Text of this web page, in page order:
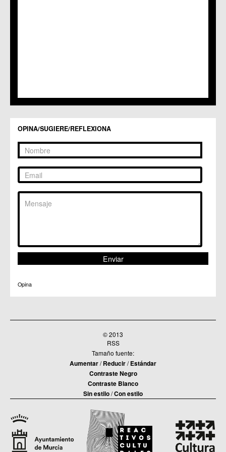
C.C. Zarandona
OPINA/SUGIERE/REFLEXIONA
Opina
© 2013
RSS
Tamaño fuente:
Aumentar/Reducir/Estándar
Contraste Negro
Contraste Blanco
Sin estilo/Con estilo